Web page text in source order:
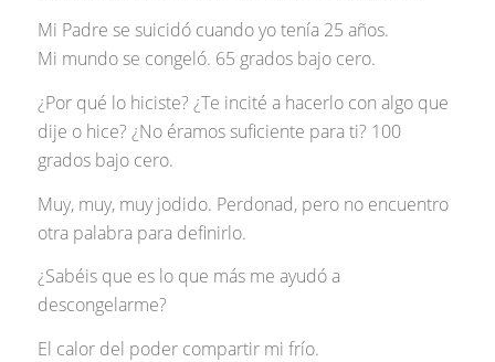
Mi Padre se suicidó cuando yo tenía 25 años.
Mi mundo se congeló. 65 grados bajo cero.
¿Por qué lo hiciste? ¿Te incité a hacerlo con algo que
dije o hice? ¿No éramos suficiente para ti? 100
grados bajo cero.
Muy, muy, muy jodido. Perdonad, pero no encuentro
otra palabra para definirlo.
¿Sabéis que es lo que más me ayudó a
descongelarme?
El calor del poder compartir mi frío.